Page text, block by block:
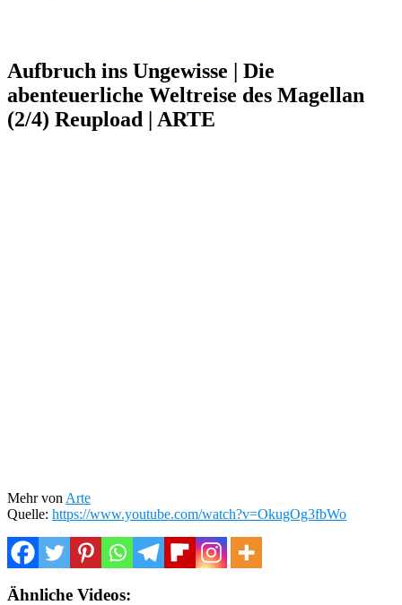
Aufbruch ins Ungewisse | Die
abenteuerliche Weltreise des Magellan
(2/4) Reupload | ARTE
Mehr von Arte
Quelle: https://www.youtube.com/watch?v=OkugOg3fbWo
Ähnliche Videos: